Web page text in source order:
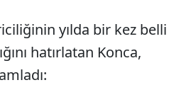
yılda bir kez belli
hatırlatan Konca,